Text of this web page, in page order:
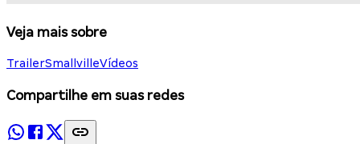
Veja mais sobre
TrailerSmallvilleVídeos
Compartilhe em suas redes